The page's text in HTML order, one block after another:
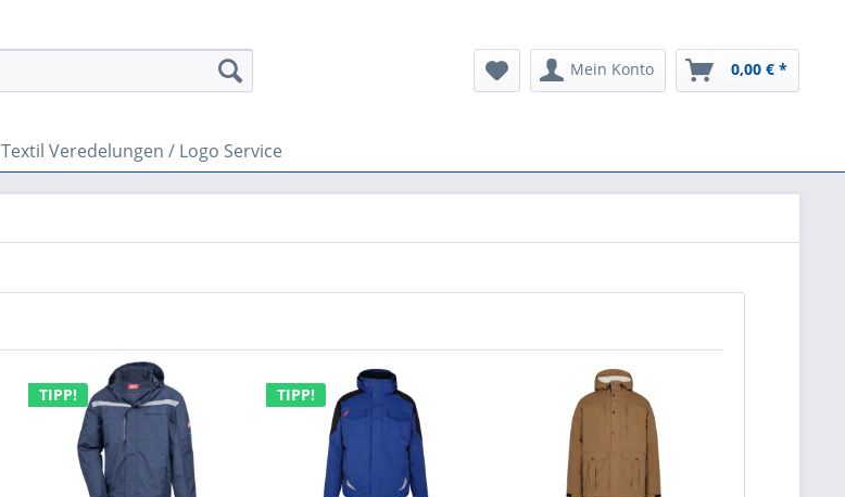
Mein Konto 0,00 € *
Textil Veredelungen / Logo Service
TIPP! TIPP!